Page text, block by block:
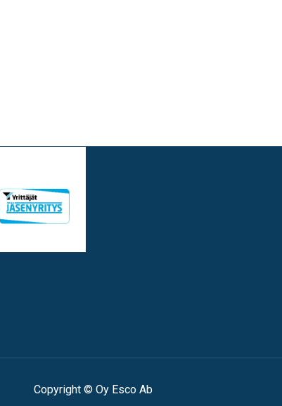
Copyright © Oy Esco Ab